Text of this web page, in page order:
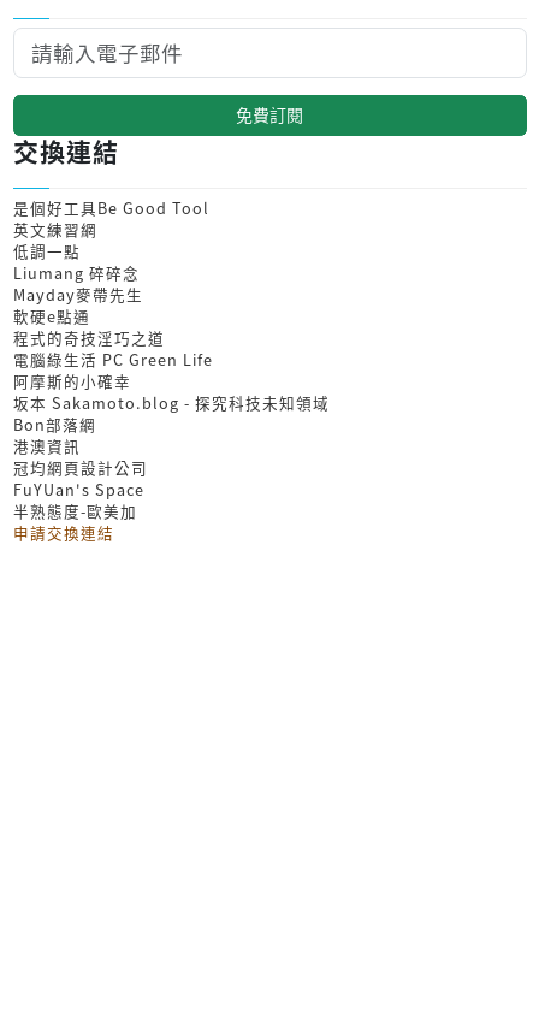
免費訂閱
交換連結
是個好工具Be Good Tool
英文練習網
低調一點
Liumang 碎碎念
Mayday麥帶先生
軟硬e點通
程式的奇技淫巧之道
電腦綠生活 PC Green Life
阿摩斯的小確幸
坂本 Sakamoto.blog - 探究科技未知領域
Bon部落網
港澳資訊
冠均網頁設計公司
FuYUan's Space
半熟態度-歐美加
申請交換連結